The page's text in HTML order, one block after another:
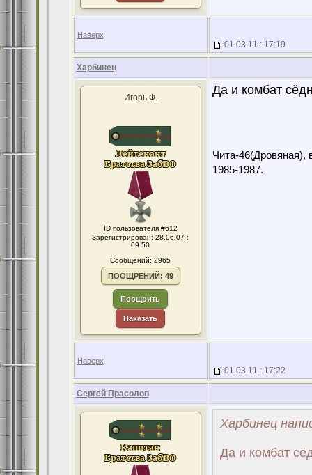
Наверх
01.03.11 : 17:19
Харбинец
Игорь.Ф.
ID пользователя #612
Зарегистрирован: 28.06.07 :
09:50
Сообщений: 2965
ПООЩРЕНИЙ: 49
Поощрить
Наказать
Да и комбат
Чита-46(Дровяная),
1985-1987.
Наверх
01.03.11 : 17:22
Сергей Прасолов
Харбинец
Да и комбат